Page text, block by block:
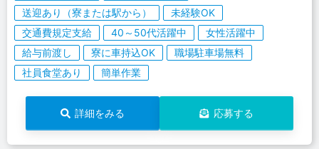
送迎あり（寮または駅から）
未経験OK
交通費規定支給
40～50代活躍中
女性活躍中
給与前渡し
寮に車持込OK
職場駐車場無料
社員食堂あり
簡単作業
詳細をみる 応募する